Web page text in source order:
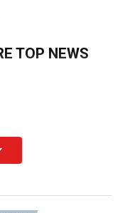
TOP NEWS